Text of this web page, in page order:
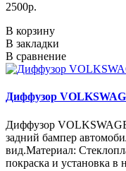
2500р.
В корзину
В закладки
В сравнение
Диффузор
Диффузор
задний бампер
вид.Материал:
покраска и установка в